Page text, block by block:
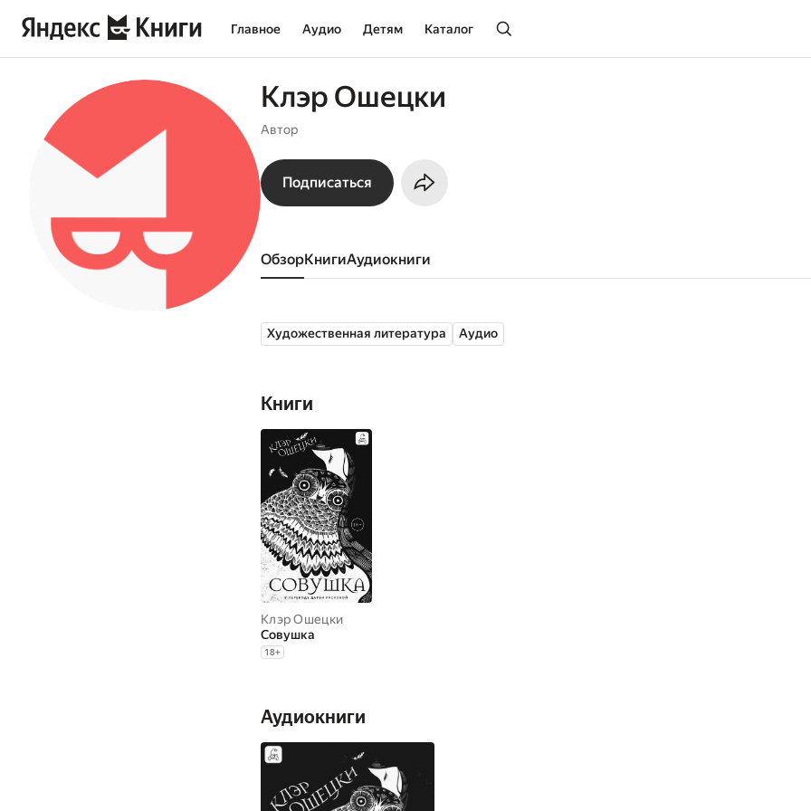
Главное Аудио Детям Каталог
Клэр Ошецки
Автор
Подписаться
Обзор книги аудиокниги
Художественная литература Аудио
Книги
Клэр Ошецки
Совушка
18+
Аудиокниги